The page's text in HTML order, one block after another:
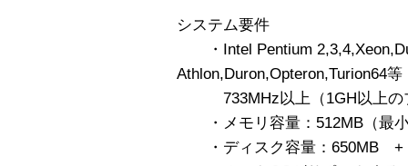
システム要件
・Intel Pentium
Athlon,Duron,Opteron,Turion64等
733MHz以上（1GH以上の
・メモリ容量：512MB（最小
・ディスク容量：650MB +